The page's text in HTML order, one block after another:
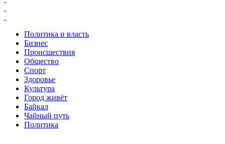
Политика и власть
Бизнес
Происшествия
Общество
Cпорт
Здоровье
Культура
Город живёт
Байкал
Чайный путь
Политика